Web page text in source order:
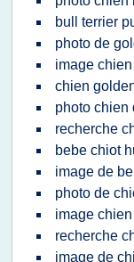
bull terrier
photo de
image
chien
photo chien
recherche
bebe chiot
image de
photo de
image
recherche
image de